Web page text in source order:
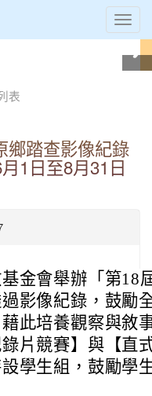
表
鄉踏查影像紀錄
1日至8月31日
金會舉辦「第18
影像紀錄，鼓勵
此培養觀察與敘
片競賽】與【直
學生組，鼓勵學